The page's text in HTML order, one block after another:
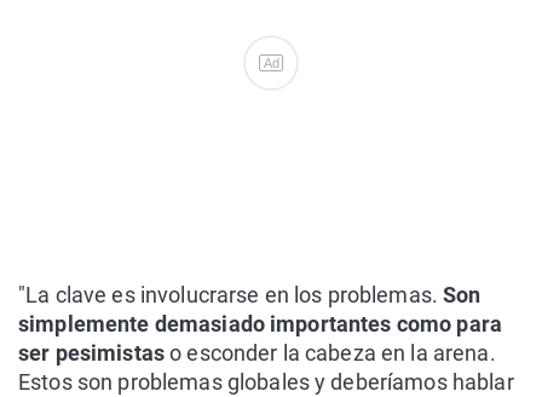
Ad
"La clave es involucrarse en los problemas.Son
simplemente demasiado importantes como para
ser pesimistaso esconder la cabeza en la arena.
Estos son problemas globales y deberíamos hablar